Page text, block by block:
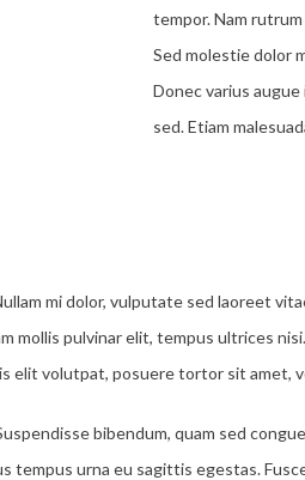
tempor. Nam
Sed molestie dolor
Donec varius
sed. Etiam
mi dolor, vulputate sed laoreet
mollis pulvinar elit, tempus ultrices
elit volutpat, posuere tortor sit amet,
bibendum, quam sed
tempus urna eu sagittis egestas.